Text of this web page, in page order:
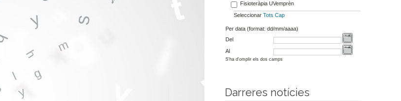
Fisioteràpia UVemprèn
Seleccionar Tots Cap
Per data (format: dd/mm/aaaa)
Del
Al
S'ha d'omplir els dos camps
Darreres notícies